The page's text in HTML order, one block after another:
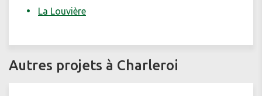
La Louvière
Autres projets à Charleroi